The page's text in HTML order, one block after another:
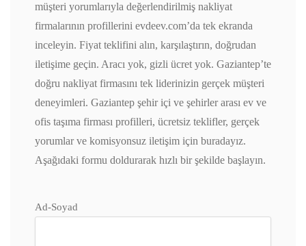
müşteri yorumlarıyla değerlendirilmiş nakliyat
firmalarının profillerini evdeev.com’da tek ekranda
inceleyin. Fiyat teklifini alın, karşılaştırın, doğrudan
iletişime geçin. Aracı yok, gizli ücret yok. Gaziantep’te
doğru nakliyat firmasını tek liderinizin gerçek müşteri
deneyimleri. Gaziantep şehir içi ve şehirler arası ev ve
ofis taşıma firması profilleri, ücretsiz teklifler, gerçek
yorumlar ve komisyonsuz iletişim için buradayız.
Aşağıdaki formu doldurarak hızlı bir şekilde başlayın.
Ad-Soyad